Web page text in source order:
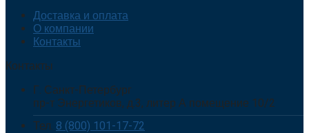
Доставка и оплата
О компании
Контакты
Контакты
Г. Санкт-Петербург
пр-т Энергетиков, д.3, литер А помещение 10/2
Тел. 8 (800) 101-17-72